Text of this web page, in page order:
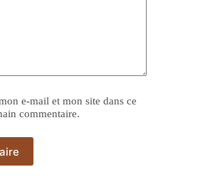
e-mail et mon site dans ce
commentaire.